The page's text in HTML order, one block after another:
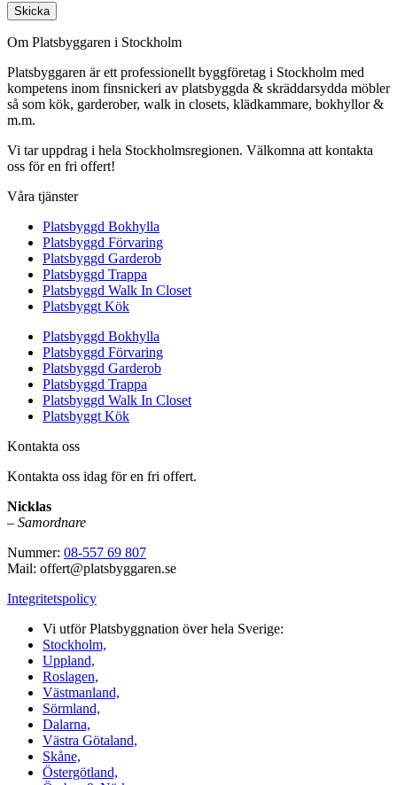
Skicka
Om Platsbyggaren i Stockholm
Platsbyggaren är ett professionellt byggföretag i Stockholm med
kompetens inom finsnickeri av platsbyggda & skräddarsydda möbler
så som kök, garderober, walk in closets, klädkammare, bokhyllor &
m.m.
Vi tar uppdrag i hela Stockholmsregionen. Välkomna att kontakta
oss för en fri offert!
Våra tjänster
Platsbyggd Bokhylla
Platsbyggd Förvaring
Platsbyggd Garderob
Platsbyggd Trappa
Platsbyggd Walk In Closet
Platsbyggt Kök
Platsbyggd Bokhylla
Platsbyggd Förvaring
Platsbyggd Garderob
Platsbyggd Trappa
Platsbyggd Walk In Closet
Platsbyggt Kök
Kontakta oss
Kontakta oss idag för en fri offert.
Nicklas
– Samordnare
Nummer: 08-557 69 807
Mail: offert@platsbyggaren.se
Integritetspolicy
Vi utför Platsbyggnation över hela Sverige:
Stockholm,
Uppland,
Roslagen,
Västmanland,
Sörmland,
Dalarna,
Västra Götaland,
Skåne,
Östergötland,